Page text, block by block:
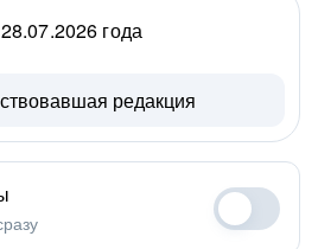
года
редакция